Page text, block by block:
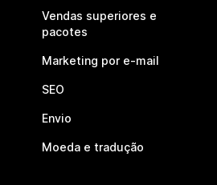
Vendas superiores e
pacotes
Marketing por e-mail
SEO
Envio
Moeda e tradução